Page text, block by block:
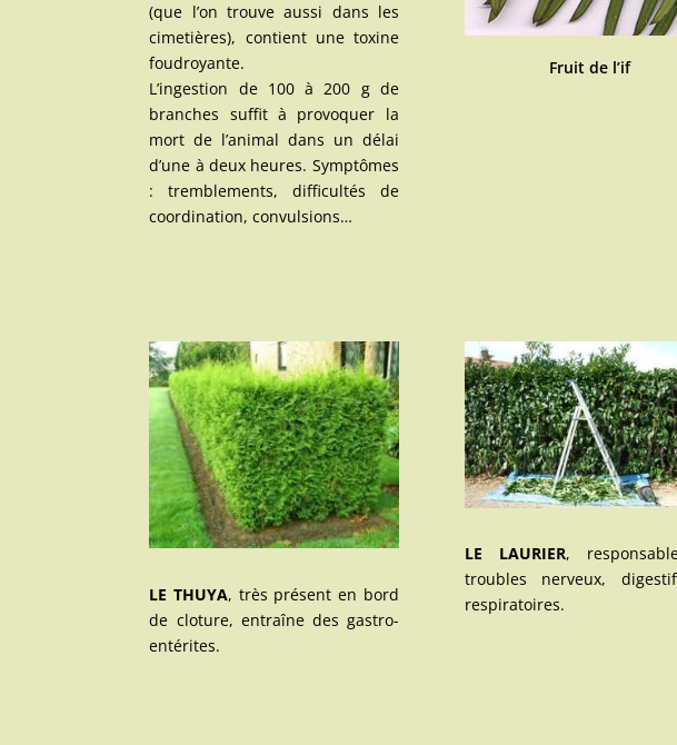
(que l’on trouve aussi dans les
cimetières), contient une toxine
foudroyante.
L’ingestion de 100 à 200 g de
branches suffit à provoquer la
mort de l’animal dans un délai
d’une à deux heures. Symptômes
: tremblements, difficultés de
coordination, convulsions…
Fruit de l’if
LE THUYA, très présent en bord
de cloture, entraîne des gastro-
entérites.
LE LAURIER,
troubles nerveux,
respiratoires.